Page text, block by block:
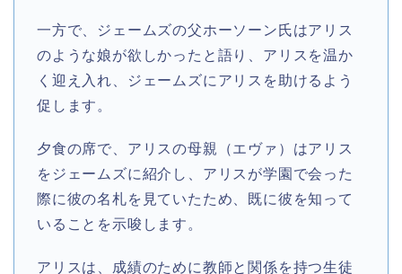
一方で、ジェームズの父ホーソーン氏はアリス
のような娘が欲しかったと語り、アリスを温か
く迎え入れ、ジェームズにアリスを助けるよう
促します。
夕食の席で、アリスの母親（エヴァ）はアリス
をジェームズに紹介し、アリスが学園で会った
際に彼の名札を見ていたため、既に彼を知って
いることを示唆します。
アリスは、成績のために教師と関係を持つ生徒